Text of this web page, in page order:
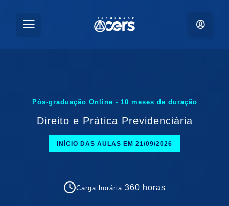
Pós-graduação Online - 10 meses de duração
Direito e Prática Previdenciária
INÍCIO DAS AULAS EM 21/09/2026
Carga horária 360 horas